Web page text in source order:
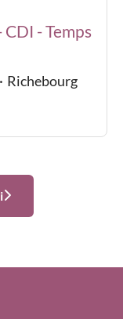
- Temps
· Richebourg